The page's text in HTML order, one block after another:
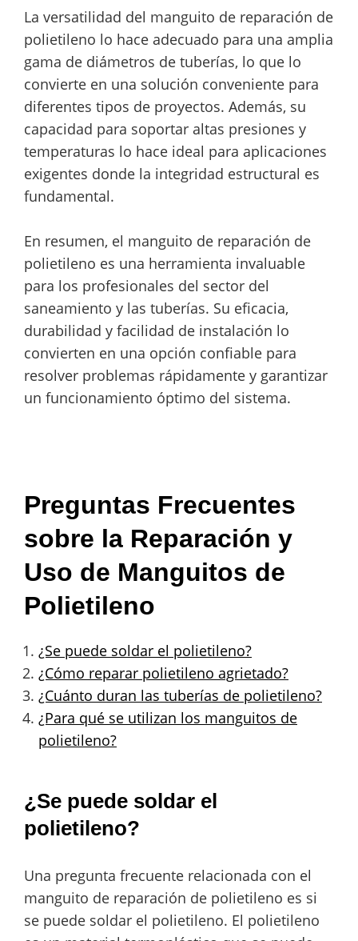
La versatilidad del manguito de reparación de
polietileno lo hace adecuado para una amplia
gama de diámetros de tuberías, lo que lo
convierte en una solución conveniente para
diferentes tipos de proyectos. Además, su
capacidad para soportar altas presiones y
temperaturas lo hace ideal para aplicaciones
exigentes donde la integridad estructural es
fundamental.
En resumen, el manguito de reparación de
polietileno es una herramienta invaluable
para los profesionales del sector del
saneamiento y las tuberías. Su eficacia,
durabilidad y facilidad de instalación lo
convierten en una opción confiable para
resolver problemas rápidamente y garantizar
un funcionamiento óptimo del sistema.
Preguntas Frecuentes
sobre la Reparación y
Uso de Manguitos de
Polietileno
¿Se puede soldar el polietileno?
¿Cómo reparar polietileno agrietado?
¿Cuánto duran las tuberías de polietileno?
¿Para qué se utilizan los manguitos de
polietileno?
¿Se puede soldar el
polietileno?
Una pregunta frecuente relacionada con el
manguito de reparación de polietileno es si
se puede soldar el polietileno. El polietileno